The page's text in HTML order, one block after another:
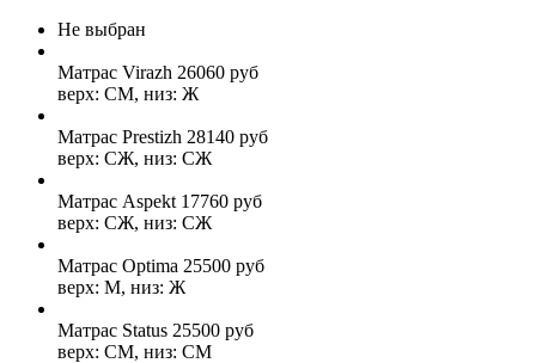
Не выбран
Матрас Virazh 26060 руб
верх: СМ, низ: Ж
Матрас Prestizh 28140 руб
верх: СЖ, низ: СЖ
Матрас Aspekt 17760 руб
верх: СЖ, низ: СЖ
Матрас Optima 25500 руб
верх: М, низ: Ж
Матрас Status 25500 руб
верх: СМ, низ: СМ